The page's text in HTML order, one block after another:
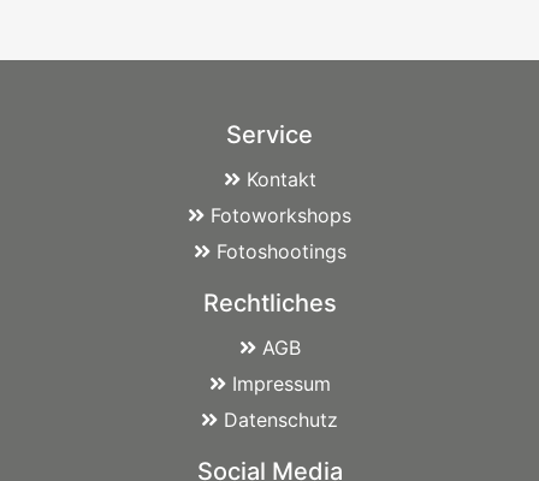
Service
Kontakt
Fotoworkshops
Fotoshootings
Rechtliches
AGB
Impressum
Datenschutz
Social Media